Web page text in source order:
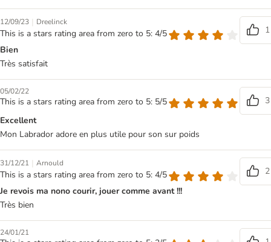
12/09/23 | Dreelinck
This is a stars rating area from zero to 5: 4/5
1
Bien
Très satisfait
05/02/22
This is a stars rating area from zero to 5: 5/5
3
Excellent
Mon Labrador adore en plus utile pour son sur poids
31/12/21 | Arnould
This is a stars rating area from zero to 5: 4/5
2
Je revois ma nono courir, jouer comme avant !!!
Très bien
24/01/21